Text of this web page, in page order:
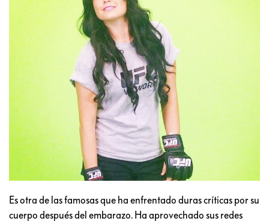
Es otra de las famosas que ha enfrentado duras críticas por su
cuerpo después del embarazo. Ha aprovechado sus redes